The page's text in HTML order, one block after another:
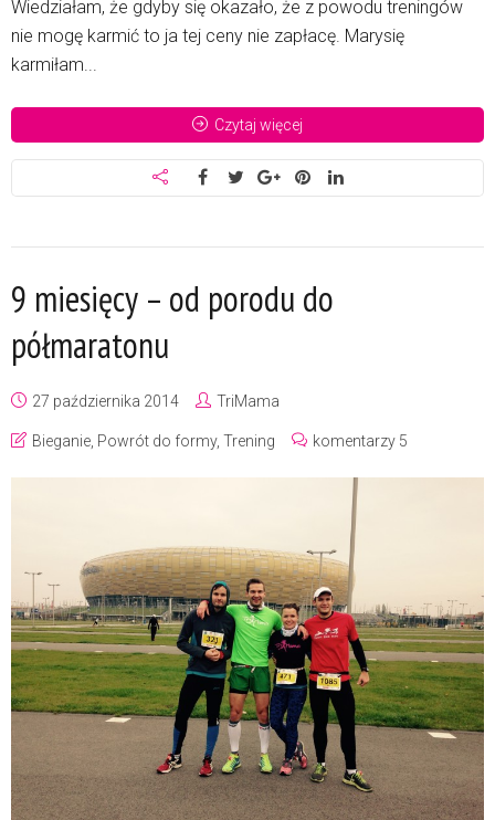
Wiedziałam, że gdyby się okazało, że z powodu treningów
nie mogę karmić to ja tej ceny nie zapłacę. Marysię
karmiłam...
Czytaj więcej
9 miesięcy – od porodu do
półmaratonu
27 października 2014 TriMama
Bieganie Powrót do formy, Trening komentarzy 5